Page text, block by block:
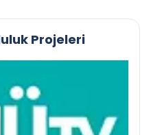
Projeleri